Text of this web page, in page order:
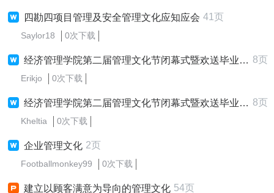
四勘四项目管理及安全管理文化应知应会 41页
Saylor18 0次下载
经济管理学院第二届管理文化节闭幕式暨欢送毕业生晚会策划书及经费 8页
Erikjo 0次下载
经济管理学院第二届管理文化节闭幕式暨欢送毕业生晚会策划书及经费 8页
Kheltia 0次下载
企业管理文化 2页
Footballmonkey99 0次下载
建立以顾客满意为导向的管理文化 54页